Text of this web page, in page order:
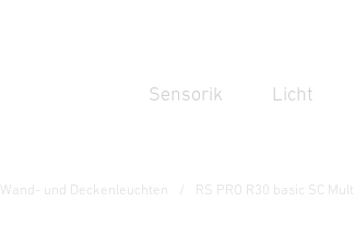
Sensorik Licht
Wand- und Deckenleuchten RS PRO R30 basic SC